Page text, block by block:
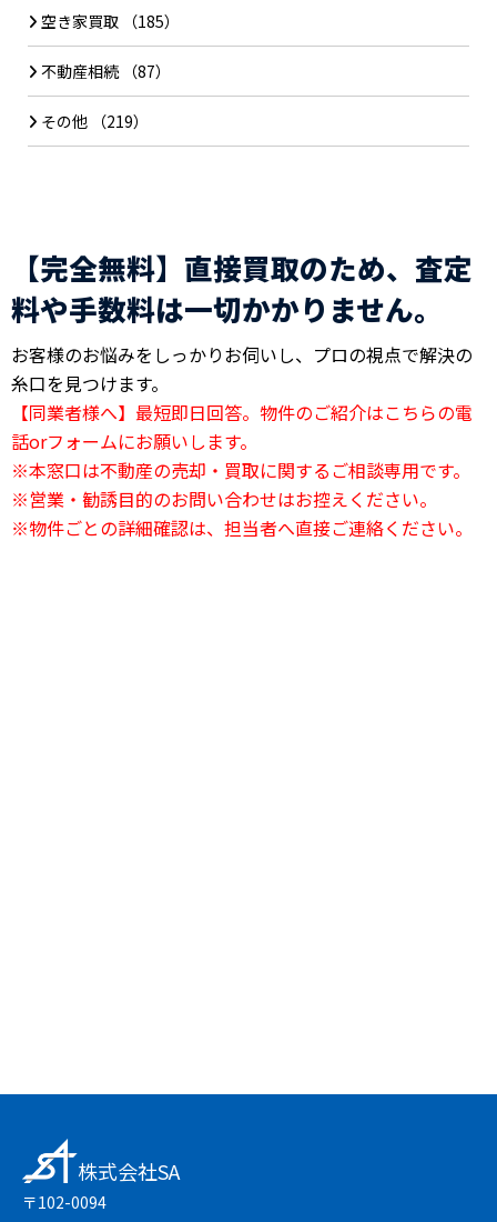
空き家買取 （185）
不動産相続（87）
その他 （219）
【完全無料】直接買取のため、査定
料や手数料は一切かかりません。
お客様のお悩みをしっかりお伺いし、プロの視点で解決の
糸口を見つけます。
【同業者様へ】最短即日回答。物件のご紹介はこちらの電
話orフォームにお願いします。
※本窓口は不動産の売却・買取に関するご相談専用です。
※営業・勧誘目的のお問い合わせはお控えください。
※物件ごとの詳細確認は、担当者へ直接ご連絡ください。
株式会社SA
〒102-0094